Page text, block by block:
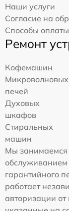
Наши услуги
Согласие на
Способы оплаты
Ремонт
Кофемашин
Микроволновых
печей
Духовых
шкафов
Стиральных
машин
Мы занимаемся
обслуживанием
гарантийного
работает
авторизации